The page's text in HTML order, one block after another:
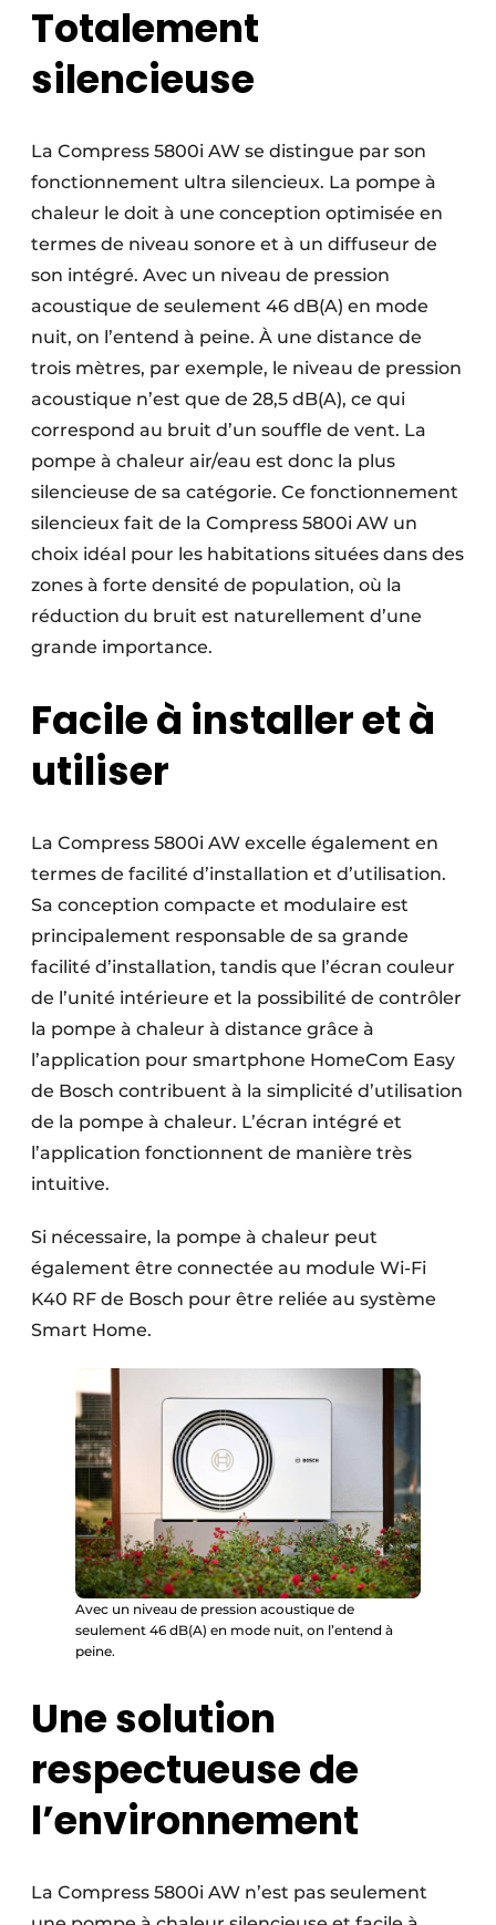
Totalement
silencieuse
La Compress 5800i AW se distingue par son
fonctionnement ultra silencieux. La pompe à
chaleur le doit à une conception optimisée en
termes de niveau sonore et à un diffuseur de
son intégré. Avec un niveau de pression
acoustique de seulement 46 dB(A) en mode
nuit, on l’entend à peine. À une distance de
trois mètres, par exemple, le niveau de pression
acoustique n’est que de 28,5 dB(A), ce qui
correspond au bruit d’un souffle de vent. La
pompe à chaleur air/eau est donc la plus
silencieuse de sa catégorie. Ce fonctionnement
silencieux fait de la Compress 5800i AW un
choix idéal pour les habitations situées dans des
zones à forte densité de population, où la
réduction du bruit est naturellement d’une
grande importance.
Facile à installer et à
utiliser
La Compress 5800i AW excelle également en
termes de facilité d’installation et d’utilisation.
Sa conception compacte et modulaire est
principalement responsable de sa grande
facilité d’installation, tandis que l’écran couleur
de l’unité intérieure et la possibilité de contrôler
la pompe à chaleur à distance grâce à
l’application pour smartphone HomeCom Easy
de Bosch contribuent à la simplicité d’utilisation
de la pompe à chaleur. L’écran intégré et
l’application fonctionnent de manière très
intuitive.
Si nécessaire, la pompe à chaleur peut
également être connectée au module Wi-Fi
K40 RF de Bosch pour être reliée au système
Smart Home.
Avec un niveau de pression acoustique de
seulement 46 dB(A) en mode nuit, on l’entend à
peine.
Une solution
respectueuse de
l’environnement
La Compress 5800i AW n’est pas seulement